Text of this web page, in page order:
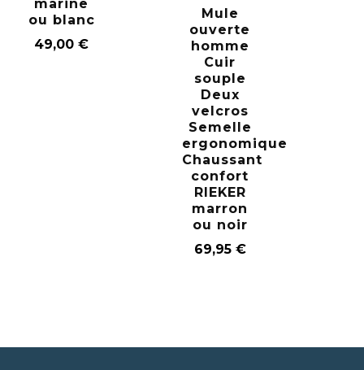
marine
ou blanc
49,00€
Mule
ouverte
homme
Cuir
souple
Deux
velcros
Semelle
ergonomique
Chaussant
confort
RIEKER
marron
ou noir
69,95 €